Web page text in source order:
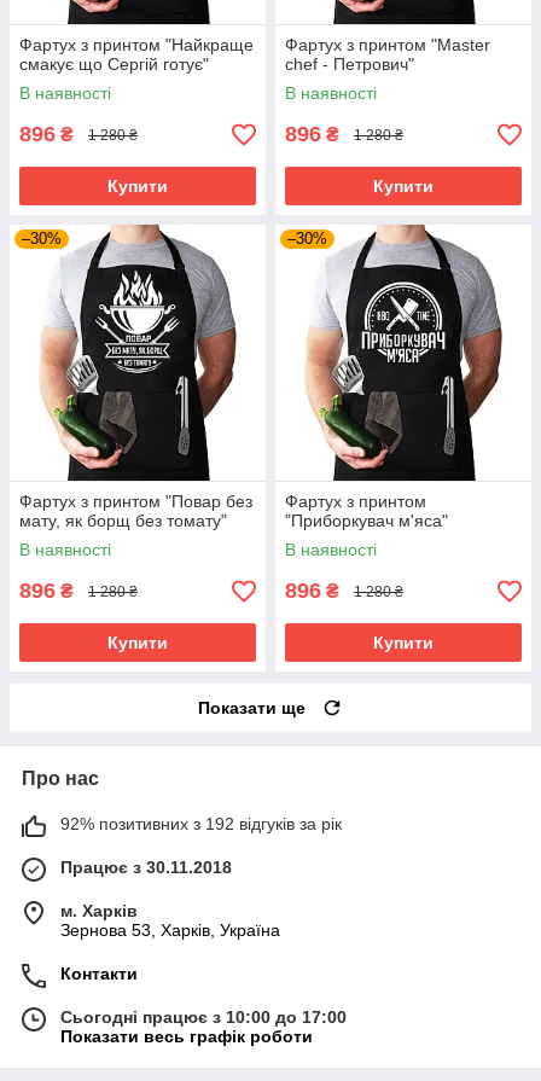
Фартух з принтом "Найкраще
смакує що Сергій готує"
В наявності
896 ₴ 1 280 ₴
Купити
Фартух з принтом "Master
chef - Петрович"
В наявності
896 ₴ 1 280 ₴
Купити
–30%
Фартух з принтом "Повар без
мату, як борщ без томату"
В наявності
896 ₴ 1 280 ₴
Купити
–30%
Фартух з принтом
"Приборкувач м'яса"
В наявності
896 ₴ 1 280 ₴
Купити
Показати ще
Про нас
92% позитивних з 192 відгуків за рік
Працює з 30.11.2018
м. Харків
Зернова 53, Харків, Україна
Контакти
Сьогодні працює з 10:00 до 17:00
Показати весь графік роботи